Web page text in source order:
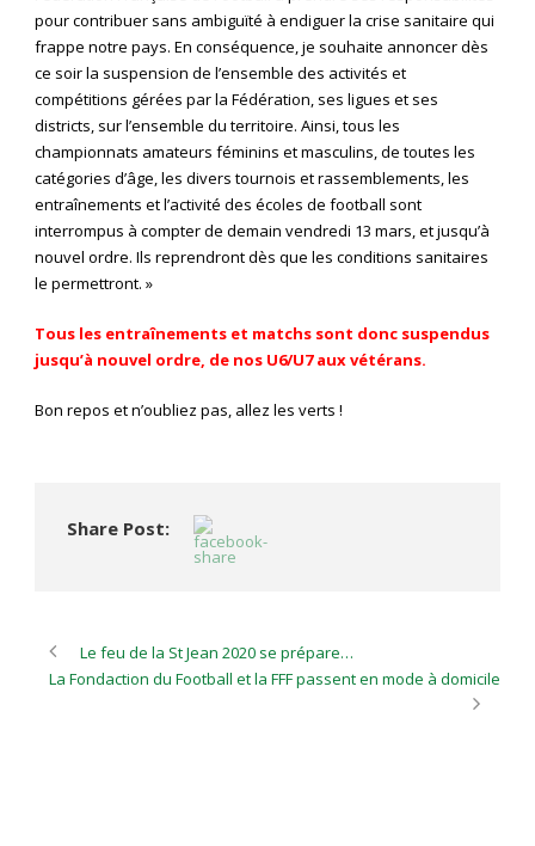
pour contribuer sans ambiguïté à endiguer la crise sanitaire qui
frappe notre pays. En conséquence, je souhaite annoncer dès
ce soir la suspension de l’ensemble des activités et
compétitions gérées par la Fédération, ses ligues et ses
districts, sur l’ensemble du territoire. Ainsi, tous les
championnats amateurs féminins et masculins, de toutes les
catégories d’âge, les divers tournois et rassemblements, les
entraînements et l’activité des écoles de football sont
interrompus à compter de demain vendredi 13 mars, et jusqu’à
nouvel ordre. Ils reprendront dès que les conditions sanitaires
le permettront. »
Tous les entraînements et matchs sont donc suspendus
jusqu’à nouvel ordre, de nos U6/U7 aux vétérans.
Bon repos et n’oubliez pas, allez les verts !
Share Post:
Le feu de la St Jean 2020 se prépare…
La Fondaction du Football et la FFF passent en mode à domicile